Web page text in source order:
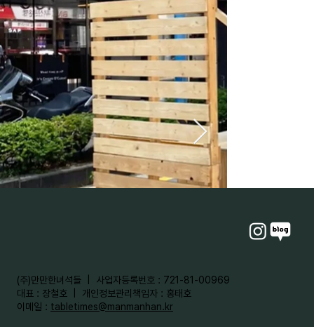
​(주)만만한녀석들 | 사업자등록번호 : 721-81-00969
대표 : 장철호 | 개인정보관리책임자 : 홍태호
이메일 : tabletimes@manmanhan.kr